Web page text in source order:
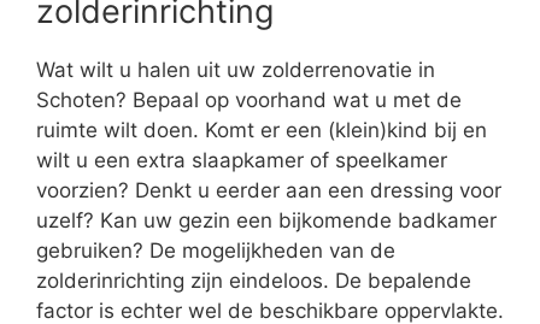
zolderinrichting
Wat wilt u halen uit uw zolderrenovatie in
Schoten? Bepaal op voorhand wat u met de
ruimte wilt doen. Komt er een (klein)kind bij en
wilt u een extra slaapkamer of speelkamer
voorzien? Denkt u eerder aan een dressing voor
uzelf? Kan uw gezin een bijkomende badkamer
gebruiken? De mogelijkheden van de
zolderinrichting zijn eindeloos. De bepalende
factor is echter wel de beschikbare oppervlakte.